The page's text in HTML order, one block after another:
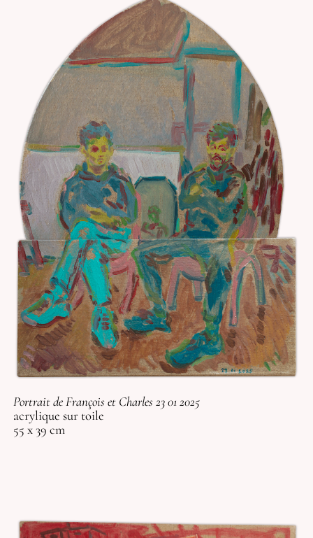
Portrait de François et Charles 23 01 2025
acrylique sur toile
55 x 39 cm